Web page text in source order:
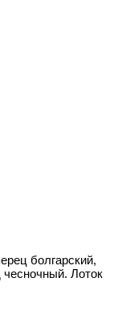
болгарский,
Лоток